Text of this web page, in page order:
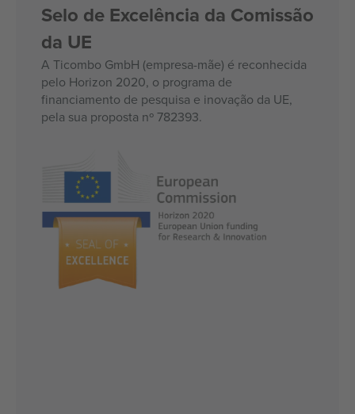
Selo de Excelência da Comissão
da UE
A Ticombo GmbH (empresa-mãe) é reconhecida
pelo Horizon 2020, o programa de
financiamento de pesquisa e inovação da UE,
pela sua proposta nº 782393.